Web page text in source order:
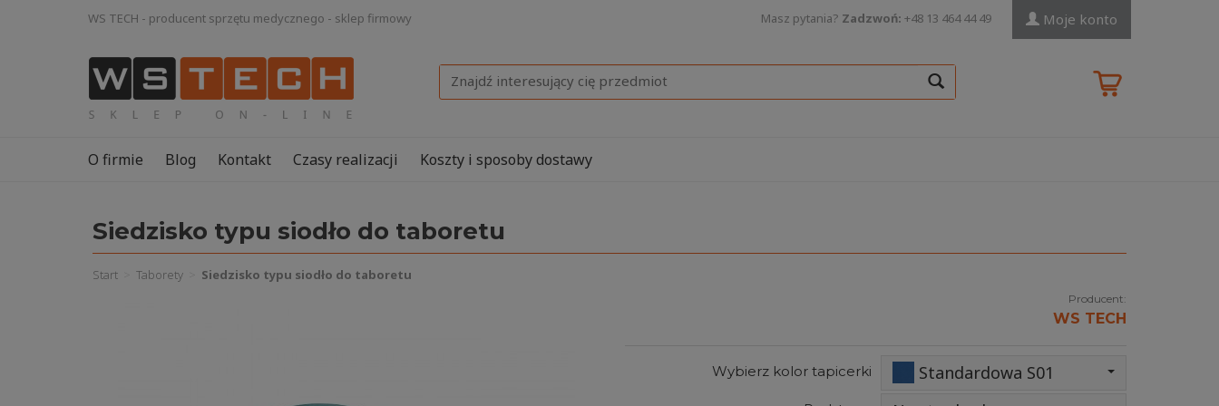
WS TECH - producent sprzętu medycznego - sklep firmowy Masz pytania? Zadzwoń: +48 13 464 44 49 Moje konto
Wyszukaj
O firmie Blog Kontakt Czasy realizacji Koszty i sposoby dostawy
Siedzisko typu siodło do taboretu
Start Taborety Siedzisko typu siodło do taboretu
Producent:
WS TECH
Wybierz kolor tapicerki Standardowa S01